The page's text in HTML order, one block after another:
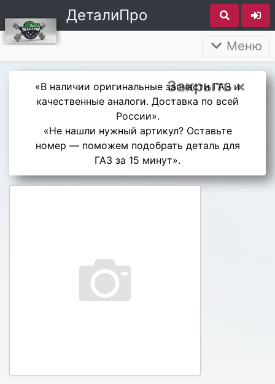
ДеталиПро
Меню
Закрыть ×
«В наличии оригинальные запчасти ГАЗ и
качественные аналоги. Доставка по всей
России».
«Не нашли нужный артикул? Оставьте
номер — поможем подобрать деталь для
ГАЗ за 15 минут».